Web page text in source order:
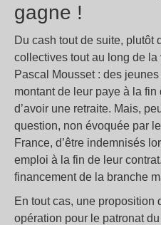
gagne !
Du cash tout de suite, plutôt
collectives tout au long de la
Pascal Mousset : des
montant de leur paye à la
d’avoir une retraite. Mais,
question, non évoquée par
France, d’être indemnisés
emploi à la fin de leur
financement de la branche
En tout cas, une proposition
opération pour le patronat